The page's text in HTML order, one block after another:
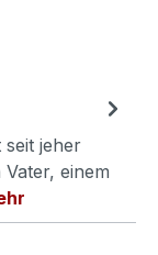
jeher
einem